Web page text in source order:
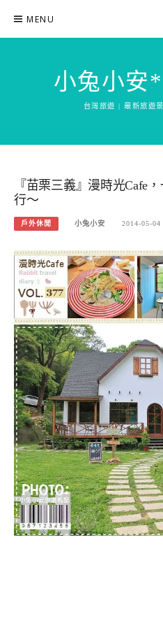
content
MENU
小兔小安
台灣旅遊 | 最新旅遊
『苗栗三義』漫時光Cafe
行～
戶外休閒 小兔小安 2014-05-04